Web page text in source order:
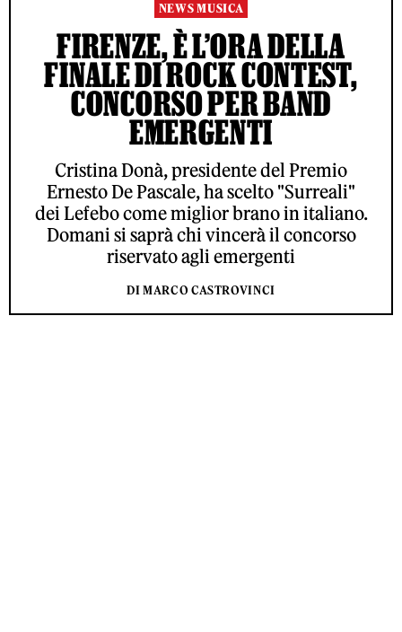
NEWS MUSICA
FIRENZE, È L’ORA DELLA
FINALE DI ROCK CONTEST,
CONCORSO PER BAND
EMERGENTI
Cristina Donà, presidente del Premio
Ernesto De Pascale, ha scelto "Surreali"
dei Lefebo come miglior brano in italiano.
Domani si saprà chi vincerà il concorso
riservato agli emergenti
DI MARCO CASTROVINCI